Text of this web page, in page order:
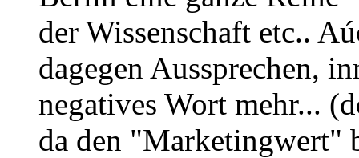
der Wissenschaft etc..
dagegen Aussprechen,
negatives Wort mehr...
da den "Marketingwert"